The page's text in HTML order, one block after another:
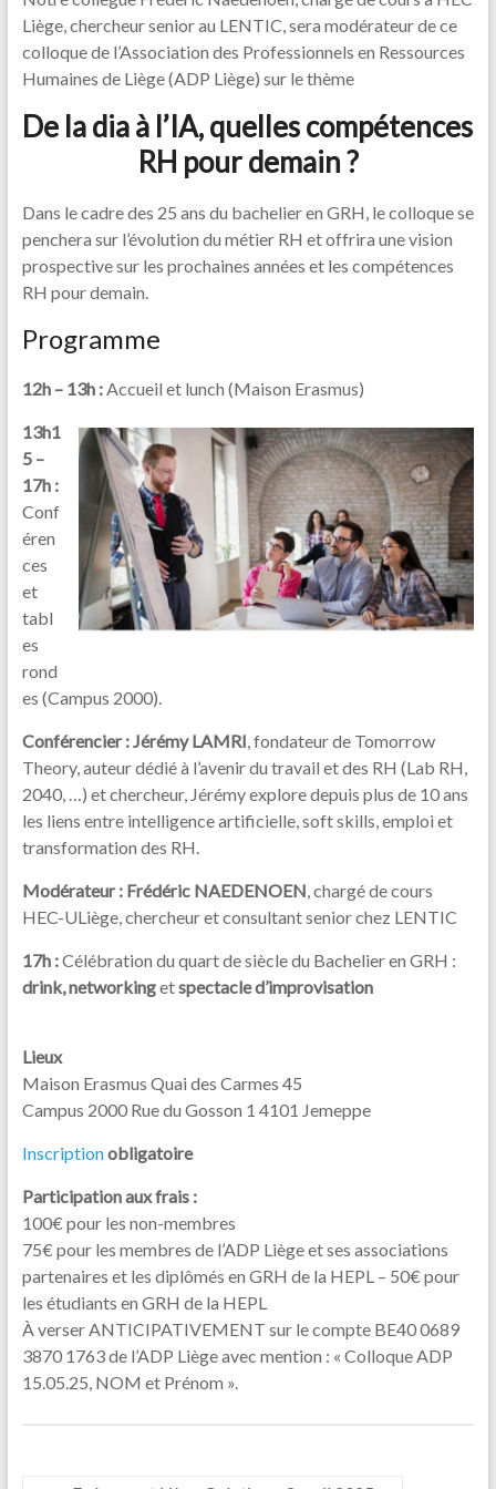
Liège, chercheur senior au LENTIC, sera modérateur de ce
colloque de l’Association des Professionnels en Ressources
Humaines de Liège (ADP Liège) sur le thème
De la dia à l’IA, quelles compétences
RH pour demain ?
Dans le cadre des 25 ans du bachelier en GRH, le colloque se
penchera sur l’évolution du métier RH et offrira une vision
prospective sur les prochaines années et les compétences
RH pour demain.
Programme
12h – 13h :Accueil et lunch (Maison Erasmus)
13h1
5 –
17h :
Conf
éren
ces
et
tabl
es
rond
es (Campus 2000).
Conférencier :Jérémy LAMRI, fondateur de Tomorrow
Theory, auteur dédié à l’avenir du travail et des RH (Lab RH,
2040, …) et chercheur, Jérémy explore depuis plus de 10 ans
les liens entre intelligence artificielle, soft skills, emploi et
transformation des RH.
Modérateur : Frédéric NAEDENOEN, chargé de cours
HEC-ULiège, chercheur et consultant senior chez LENTIC
17h :Célébration du quart de siècle du Bachelier en GRH :
drink, networkingetspectacle d’improvisation
Lieux
Maison Erasmus Quai des Carmes 45
Campus 2000 Rue du Gosson 1 4101 Jemeppe
Inscriptionobligatoire
Participation aux frais :
100€ pour les non-membres
75€ pour les membres de l’ADP Liège et ses associations
partenaires et les diplômés en GRH de la HEPL – 50€ pour
les étudiants en GRH de la HEPL
À verser ANTICIPATIVEMENT sur le compte BE40 0689
3870 1763 de l’ADP Liège avec mention : « Colloque ADP
15.05.25, NOM et Prénom ».